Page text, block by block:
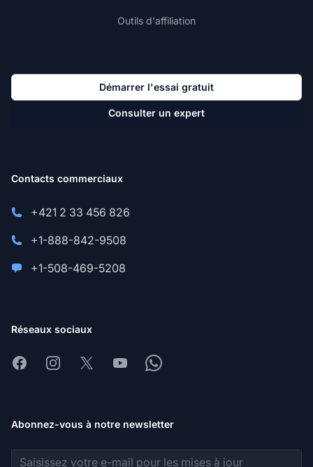
Outils d'affiliation
Démarrer l'essai gratuit
Consulter un expert
Contacts commerciaux
+421 2 33 456 826
+1-888-842-9508
+1-508-469-5208
Réseaux sociaux
FacebookInstagram
X YoutubeWhatsapp
Abonnez-vous à notre newsletter
Adresse e-mail